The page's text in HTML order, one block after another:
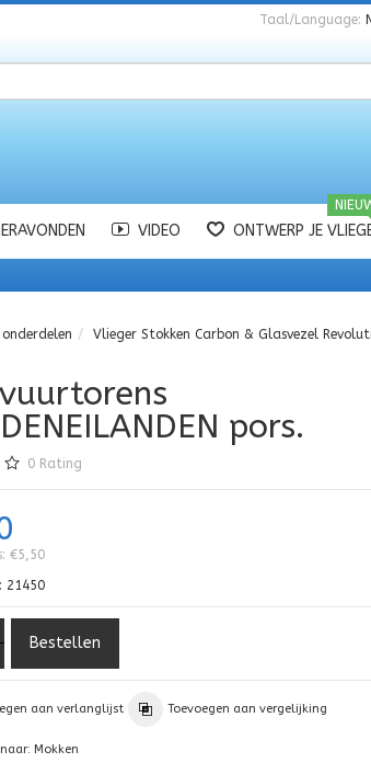
Taal/Language:
VIDEO ONTWERP JE
Vlieger Stokken Carbon & Glasvezel
pors.
0 Rating
€5,50
21450
aan verlanglijst Toevoegen aan vergelijking
Mokken